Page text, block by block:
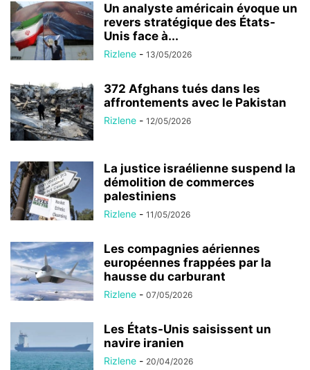
Un analyste américain évoque un
revers stratégique des États-
Unis face à...
Rizlene - 13/05/2026
372 Afghans tués dans les
affrontements avec le Pakistan
Rizlene - 12/05/2026
La justice israélienne suspend la
démolition de commerces
palestiniens
Rizlene - 11/05/2026
Les compagnies aériennes
européennes frappées par la
hausse du carburant
Rizlene - 07/05/2026
Les États-Unis saisissent un
navire iranien
Rizlene - 20/04/2026